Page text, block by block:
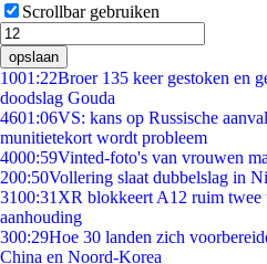
Scrollbar gebruiken
opslaan
1001:22Broer 135 keer gestoken en
doodslag Gouda
4601:06VS: kans op Russische
munitietekort wordt probleem
4000:59Vinted-foto's van vrouwen
200:50Vollering slaat dubbelslag in
3100:31 XR blokkeert A12 ruim twee
aanhouding
300:29Hoe 30 landen zich
China en Noord-Korea